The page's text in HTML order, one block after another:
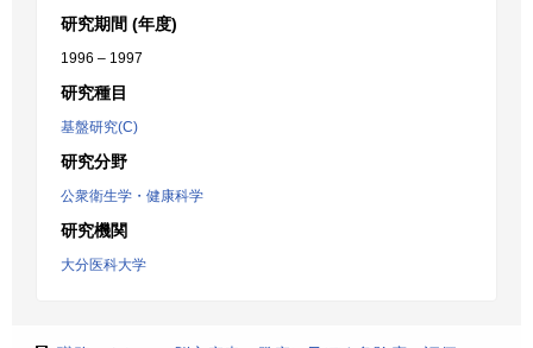
研究期間 (年度)
1996 – 1997
研究種目
基盤研究(C)
研究分野
公衆衛生学・健康科学
研究機関
大分医科大学